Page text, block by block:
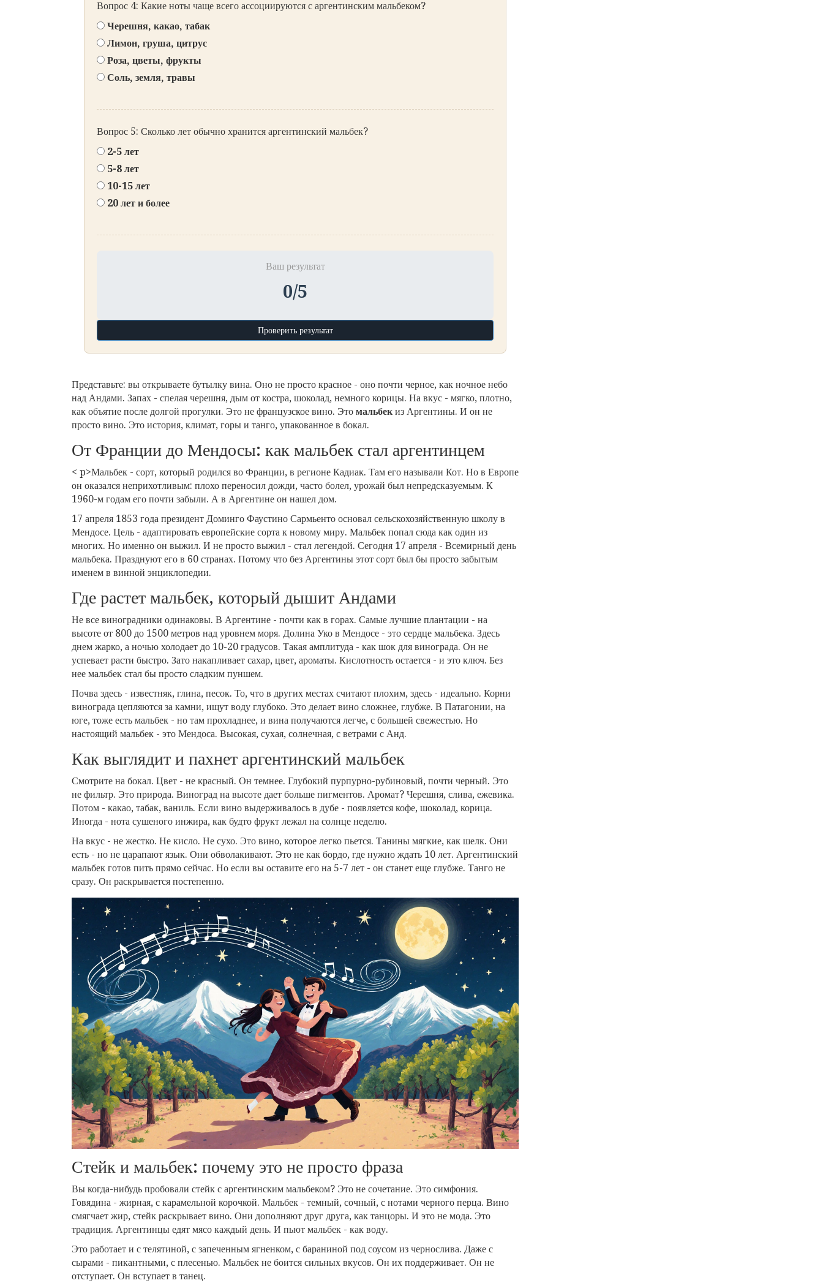
Вопрос 4: Какие ноты чаще всего ассоциируются с аргентинским мальбеком?
Черешня, какао, табак
Лимон, груша, цитрус
Роза, цветы, фрукты
Соль, земля, травы
Вопрос 5: Сколько лет обычно хранится аргентинский мальбек?
2-5 лет
5-8 лет
10-15 лет
20 лет и более
Ваш результат
0/5
Проверить результат
Представьте: вы открываете бутылку вина. Оно не просто красное - оно почти черное, как ночное небо
над Андами. Запах - спелая черешня, дым от костра, шоколад, немного корицы. На вкус - мягко, плотно,
как объятие после долгой прогулки. Это не французское вино. Это мальбек из Аргентины. И он не
просто вино. Это история, климат, горы и танго, упакованное в бокал.
От Франции до Мендосы: как мальбек стал аргентинцем
< p>Мальбек - сорт, который родился во Франции, в регионе Кадиак. Там его называли Кот. Но в Европе
он оказался неприхотливым: плохо переносил дожди, часто болел, урожай был непредсказуемым. К
1960-м годам его почти забыли. А в Аргентине он нашел дом.
17 апреля 1853 года президент Доминго Фаустино Сармьенто основал сельскохозяйственную школу в
Мендосе. Цель - адаптировать европейские сорта к новому миру. Мальбек попал сюда как один из
многих. Но именно он выжил. И не просто выжил - стал легендой. Сегодня 17 апреля - Всемирный день
мальбека. Празднуют его в 60 странах. Потому что без Аргентины этот сорт был бы просто забытым
именем в винной энциклопедии.
Где растет мальбек, который дышит Андами
Не все виноградники одинаковы. В Аргентине - почти как в горах. Самые лучшие плантации - на
высоте от 800 до 1500 метров над уровнем моря. Долина Уко в Мендосе - это сердце мальбека. Здесь
днем жарко, а ночью холодает до 10-20 градусов. Такая амплитуда - как шок для винограда. Он не
успевает расти быстро. Зато накапливает сахар, цвет, ароматы. Кислотность остается - и это ключ. Без
нее мальбек стал бы просто сладким пуншем.
Почва здесь - известняк, глина, песок. То, что в других местах считают плохим, здесь - идеально. Корни
винограда цепляются за камни, ищут воду глубоко. Это делает вино сложнее, глубже. В Патагонии, на
юге, тоже есть мальбек - но там прохладнее, и вина получаются легче, с большей свежестью. Но
настоящий мальбек - это Мендоса. Высокая, сухая, солнечная, с ветрами с Анд.
Как выглядит и пахнет аргентинский мальбек
Смотрите на бокал. Цвет - не красный. Он темнее. Глубокий пурпурно-рубиновый, почти черный. Это
не фильтр. Это природа. Виноград на высоте дает больше пигментов. Аромат? Черешня, слива, ежевика.
Потом - какао, табак, ваниль. Если вино выдерживалось в дубе - появляется кофе, шоколад, корица.
Иногда - нота сушеного инжира, как будто фрукт лежал на солнце неделю.
На вкус - не жестко. Не кисло. Не сухо. Это вино, которое легко пьется. Танины мягкие, как шелк. Они
есть - но не царапают язык. Они обволакивают. Это не как бордо, где нужно ждать 10 лет. Аргентинский
мальбек готов пить прямо сейчас. Но если вы оставите его на 5-7 лет - он станет еще глубже. Танго не
сразу. Он раскрывается постепенно.
Стейк и мальбек: почему это не просто фраза
Вы когда-нибудь пробовали стейк с аргентинским мальбеком? Это не сочетание. Это симфония.
Говядина - жирная, с карамельной корочкой. Мальбек - темный, сочный, с нотами черного перца. Вино
смягчает жир, стейк раскрывает вино. Они дополняют друг друга, как танцоры. И это не мода. Это
традиция. Аргентинцы едят мясо каждый день. И пьют мальбек - как воду.
Это работает и с телятиной, с запеченным ягненком, с бараниной под соусом из чернослива. Даже с
сырами - пикантными, с плесенью. Мальбек не боится сильных вкусов. Он их поддерживает. Он не
отступает. Он вступает в танец.